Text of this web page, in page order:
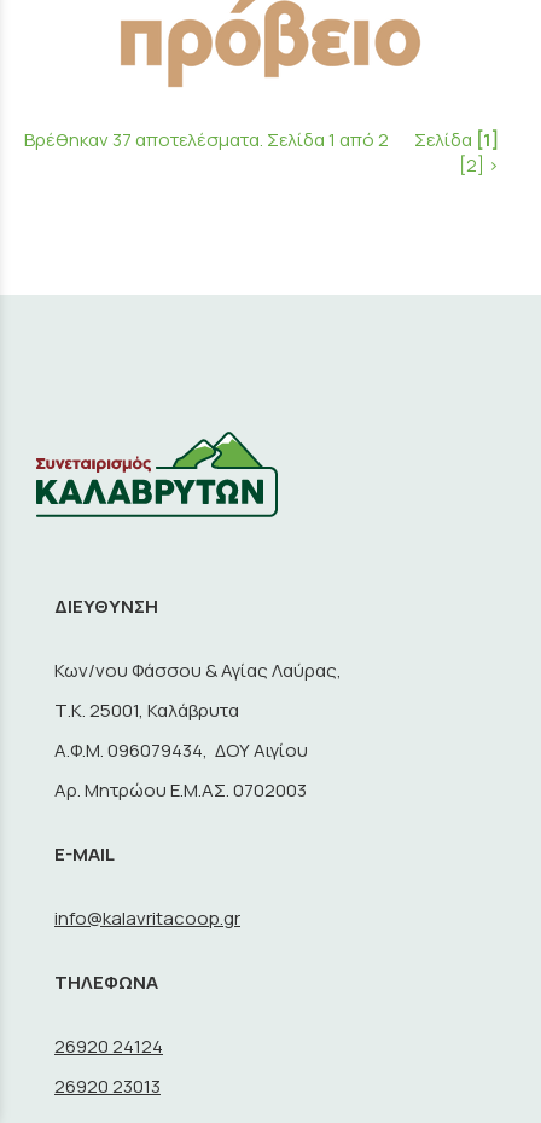
Βρέθηκαν 37 αποτελέσματα. Σελίδα 1 από 2 Σελίδα [1]
[2] >
ΔΙΕΥΘΥΝΣΗ
Κων/νου Φάσσου & Αγίας Λαύρας,
Τ.Κ. 25001, Καλάβρυτα
A.Φ.Μ. 096079434, ΔΟΥ Αιγίου
Αρ. Μητρώου Ε.Μ.ΑΣ. 0702003
E-MAIL
info@kalavritacoop.gr
ΤΗΛΕΦΩΝΑ
26920 24124
26920 23013